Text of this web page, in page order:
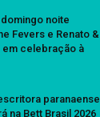
noite
Fevers e Renato &
em celebração à
paranaense
na Bett Brasil 2026